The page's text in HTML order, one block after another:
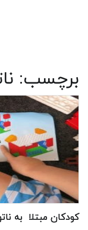
برچسب:
کودکان مبتلا به